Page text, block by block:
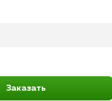
Заказать